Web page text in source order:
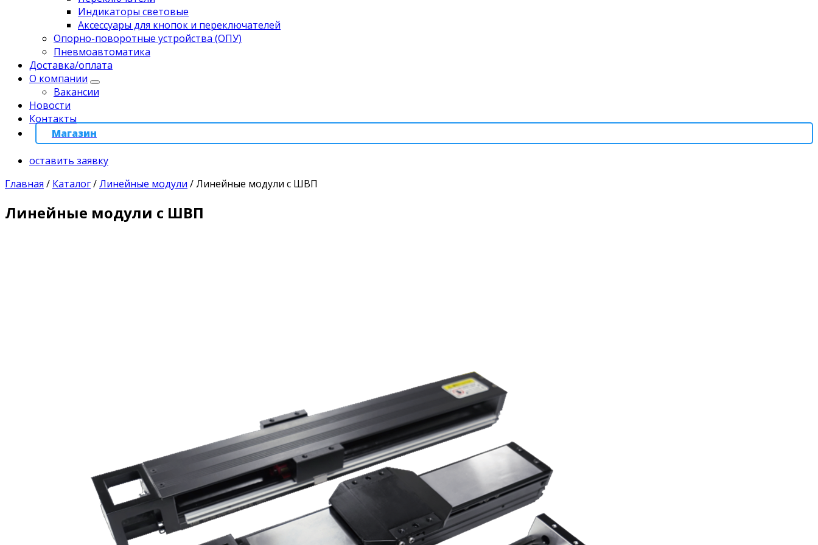
Индикаторы световые
Аксессуары для кнопок и переключателей
Опорно-поворотные устройства (ОПУ)
Пневмоавтоматика
Доставка/оплата
О компании
Вакансии
Новости
Контакты
Магазин
оставить заявку
Главная / Каталог/Линейные модули /Линейные модули с ШВП
Линейные модули с ШВП